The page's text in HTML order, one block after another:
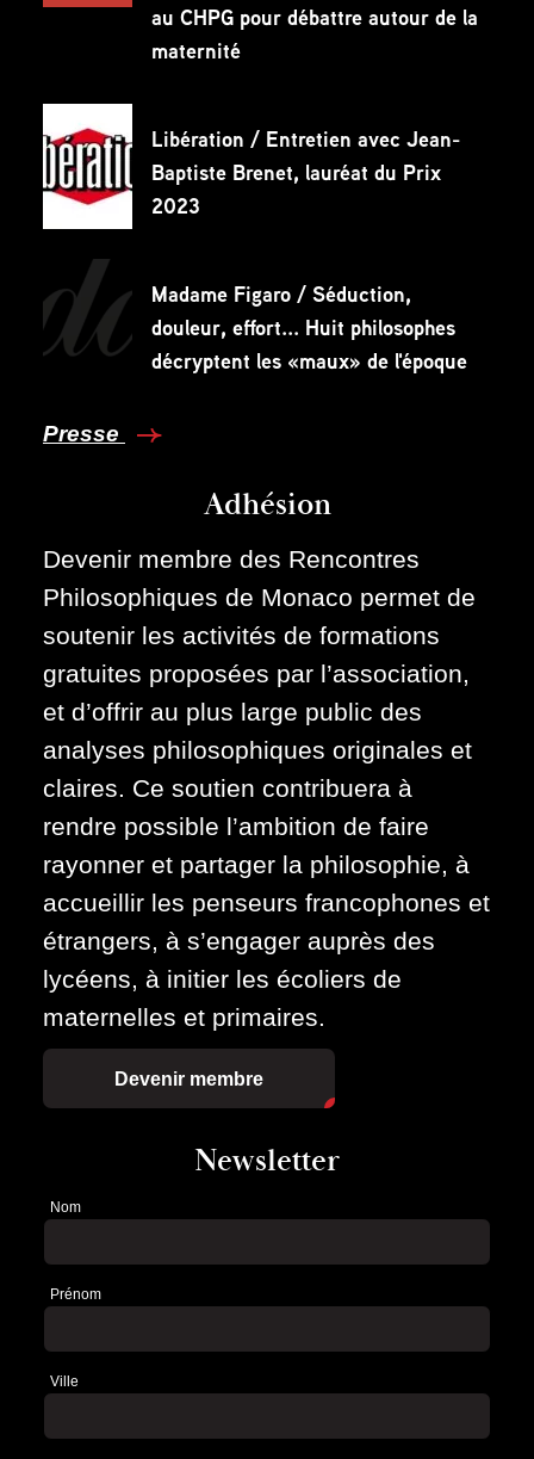
au CHPG pour débattre autour de la
maternité
Libération / Entretien avec Jean-
Baptiste Brenet, lauréat du Prix
2023
Madame Figaro / Séduction,
douleur, effort... Huit philosophes
décryptent les «maux» de l'époque
Presse
Adhésion
Devenir membre des Rencontres
Philosophiques de Monaco permet de
soutenir les activités de formations
gratuites proposées par l’association,
et d’offrir au plus large public des
analyses philosophiques originales et
claires. Ce soutien contribuera à
rendre possible l’ambition de faire
rayonner et partager la philosophie, à
accueillir les penseurs francophones et
étrangers, à s’engager auprès des
lycéens, à initier les écoliers de
maternelles et primaires.
Devenir membre
Newsletter
Newsletter
Nom
Prénom
Ville